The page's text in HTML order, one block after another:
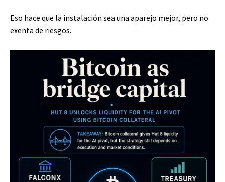
Eso hace que la instalación sea una aparejo mejor, pero no
exenta de riesgos.